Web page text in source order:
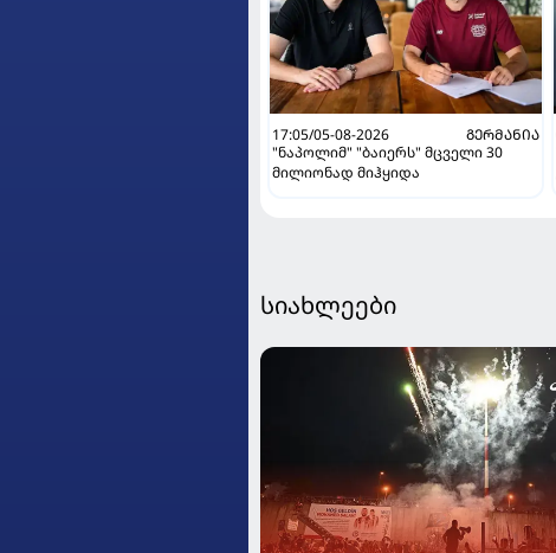
17:05/05-08-2026
ᲒᲔᲠᲛᲐᲜᲘᲐ
"ნაპოლიმ" "ბაიერს" მცველი 30
მილიონად მიჰყიდა
სიახლეები